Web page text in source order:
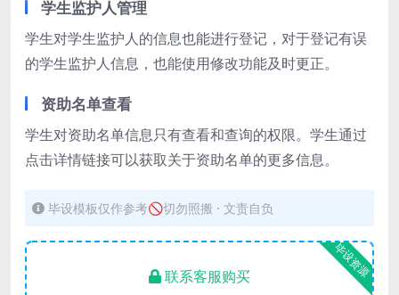
学生监护人管理
学生对学生监护人的信息也能进行登记，对于登记有误
的学生监护人信息，也能使用修改功能及时更正。
资助名单查看
学生对资助名单信息只有查看和查询的权限。学生通过
点击详情链接可以获取关于资助名单的更多信息。
毕设模板仅作参考🚫切勿照搬 · 文责自负
毕设资源
联系客服购买